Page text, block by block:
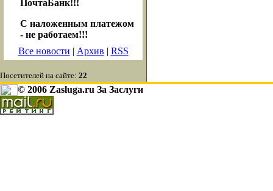
ПочтаБанк!!!
С наложенным платежом
- не работаем!!!
Все новости | Архив | RSS
Посетителей на сайте: 22
© 2006 Zasluga.ru За Заслуги